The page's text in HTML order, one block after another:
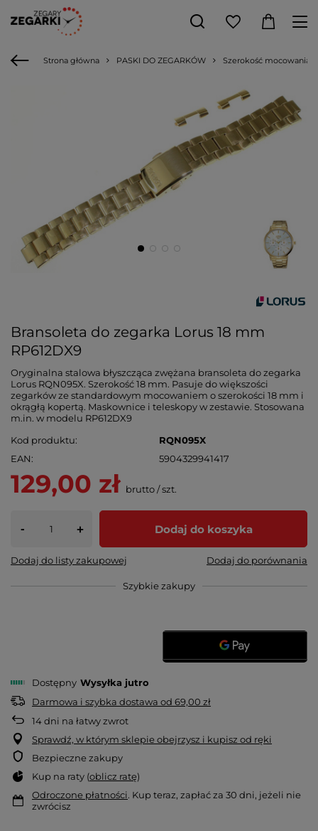
Strona główna PASKI DO ZEGARKÓW Szerokość mocowania
Bransoleta do zegarka Lorus 18 mm
RP612DX9
Oryginalna stalowa błyszcząca zwężana bransoleta do zegarka
Lorus RQN095X. Szerokość 18 mm. Pasuje do większości
zegarków ze standardowym mocowaniem o szerokości 18 mm i
okrągłą kopertą. Maskownice i teleskopy w zestawie. Stosowana
m.in. w modelu RP612DX9
Kod produktu
RQN095X
EAN
5904329941417
129,00 zł brutto/szt.
- + Dodaj do koszyka
Dodaj do listy zakupowej Dodaj do porównania
Szybkie zakupy
Dostępny Wysyłka jutro
Darmowa i szybka dostawa od 69,00 zł
14dni na łatwy zwrot
Sprawdź, w którym sklepie obejrzysz i kupisz od ręki
Bezpieczne zakupy
Kup na raty (oblicz ratę)
Odroczone płatności. Kup teraz, zapłać za 30 dni, jeżeli nie
zwrócisz